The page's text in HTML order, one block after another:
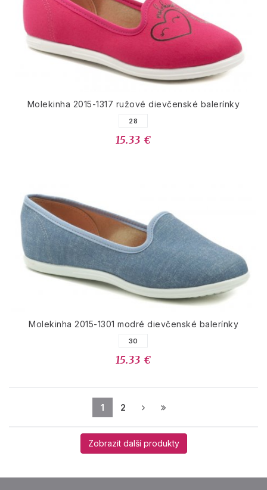
Molekinha 2015-1317 ružové dievčenské balerínky
28
15.33 €
Molekinha 2015-1301 modré dievčenské balerínky
30
15.33 €
1 2
Zobrazit další produkty